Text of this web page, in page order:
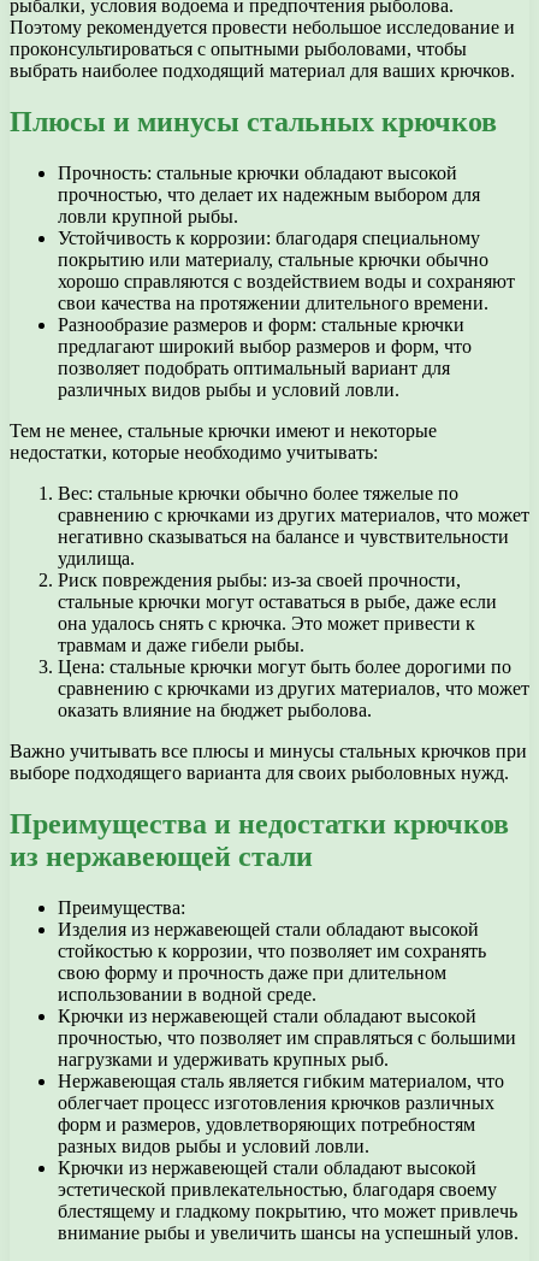
рыбалки, условия водоема и предпочтения рыболова.
Поэтому рекомендуется провести небольшое исследование и
проконсультироваться с опытными рыболовами, чтобы
выбрать наиболее подходящий материал для ваших крючков.
Плюсы и минусы стальных крючков
Прочность: стальные крючки обладают высокой
прочностью, что делает их надежным выбором для
ловли крупной рыбы.
Устойчивость к коррозии: благодаря специальному
покрытию или материалу, стальные крючки обычно
хорошо справляются с воздействием воды и сохраняют
свои качества на протяжении длительного времени.
Разнообразие размеров и форм: стальные крючки
предлагают широкий выбор размеров и форм, что
позволяет подобрать оптимальный вариант для
различных видов рыбы и условий ловли.
Тем не менее, стальные крючки имеют и некоторые
недостатки, которые необходимо учитывать:
Вес: стальные крючки обычно более тяжелые по
сравнению с крючками из других материалов, что может
негативно сказываться на балансе и чувствительности
удилища.
Риск повреждения рыбы: из-за своей прочности,
стальные крючки могут оставаться в рыбе, даже если
она удалось снять с крючка. Это может привести к
травмам и даже гибели рыбы.
Цена: стальные крючки могут быть более дорогими по
сравнению с крючками из других материалов, что может
оказать влияние на бюджет рыболова.
Важно учитывать все плюсы и минусы стальных крючков при
выборе подходящего варианта для своих рыболовных нужд.
Преимущества и недостатки крючков
из нержавеющей стали
Преимущества:
Изделия из нержавеющей стали обладают высокой
стойкостью к коррозии, что позволяет им сохранять
свою форму и прочность даже при длительном
использовании в водной среде.
Крючки из нержавеющей стали обладают высокой
прочностью, что позволяет им справляться с большими
нагрузками и удерживать крупных рыб.
Нержавеющая сталь является гибким материалом, что
облегчает процесс изготовления крючков различных
форм и размеров, удовлетворяющих потребностям
разных видов рыбы и условий ловли.
Крючки из нержавеющей стали обладают высокой
эстетической привлекательностью, благодаря своему
блестящему и гладкому покрытию, что может привлечь
внимание рыбы и увеличить шансы на успешный улов.